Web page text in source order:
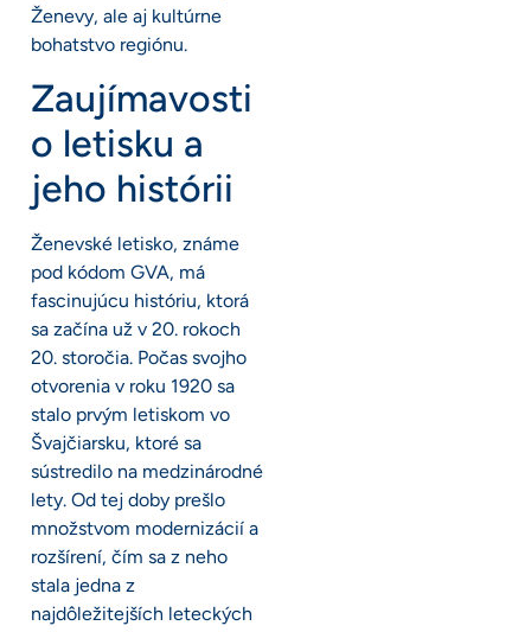
Ženevy, ale aj kultúrne
bohatstvo regiónu.
Zaujímavosti
o letisku a
jeho histórii
Ženevské letisko, známe
pod kódom GVA, má
fascinujúcu históriu, ktorá
sa začína už v 20. rokoch
20. storočia. Počas svojho
otvorenia v roku 1920 sa
stalo prvým letiskom vo
Švajčiarsku, ktoré sa
sústredilo na medzinárodné
lety. Od tej doby prešlo
množstvom modernizácií a
rozšírení, čím sa z neho
stala jedna z
najdôležitejších leteckých